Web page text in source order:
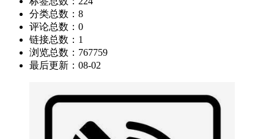
分类总数： 8
评论总数： 0
链接总数： 1
浏览总数： 767759
最后更新： 08-02